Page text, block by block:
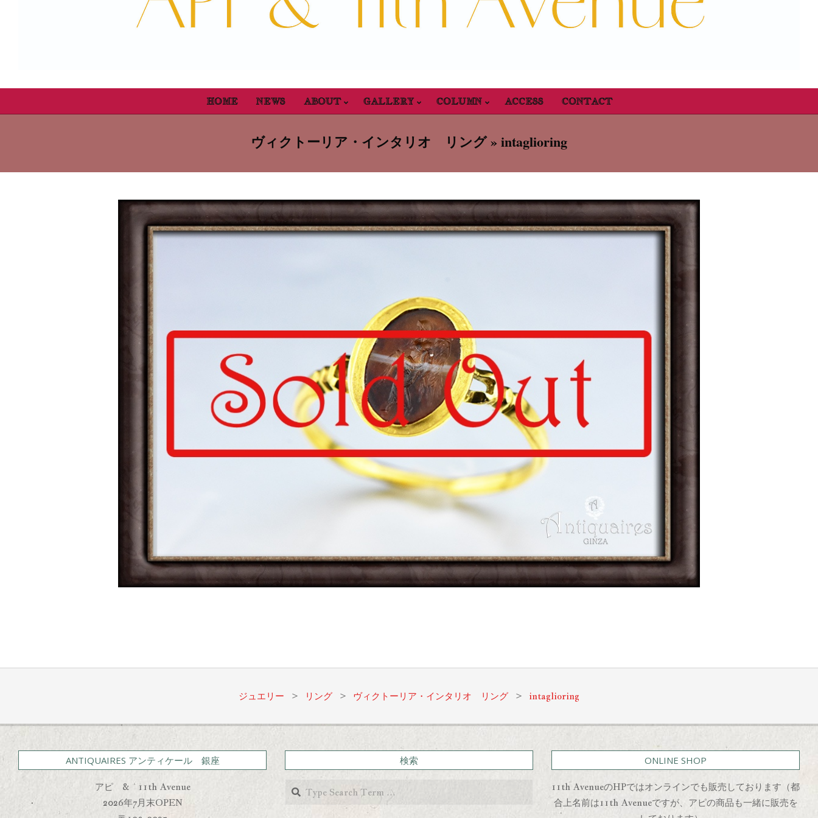
Primary
Menu
HOME NEWS ABOUT GALLERY COLUMN ACCESS CONTACT
ヴィクトーリア・インタリオ リング » intaglioring
11-
ジュエリー > リング > ヴィクトーリア・インタリオ リング > intaglioring
ANTIQUAIRES アンティケール 銀座
アピ & 11th Avenue
2026年7月末OPEN
検索
Search
ONLINE SHOP
11th AvenueのHPではオンラインでも販売しております（都
合上名前は11th Avenueですが、アピの商品も一緒に販売を